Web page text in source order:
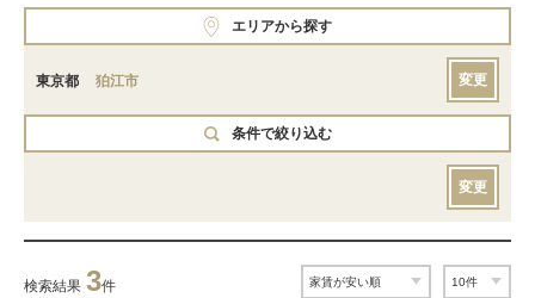
エリアから探す
東京都 狛江市 変更
条件で絞り込む
変更
検索結果 3件